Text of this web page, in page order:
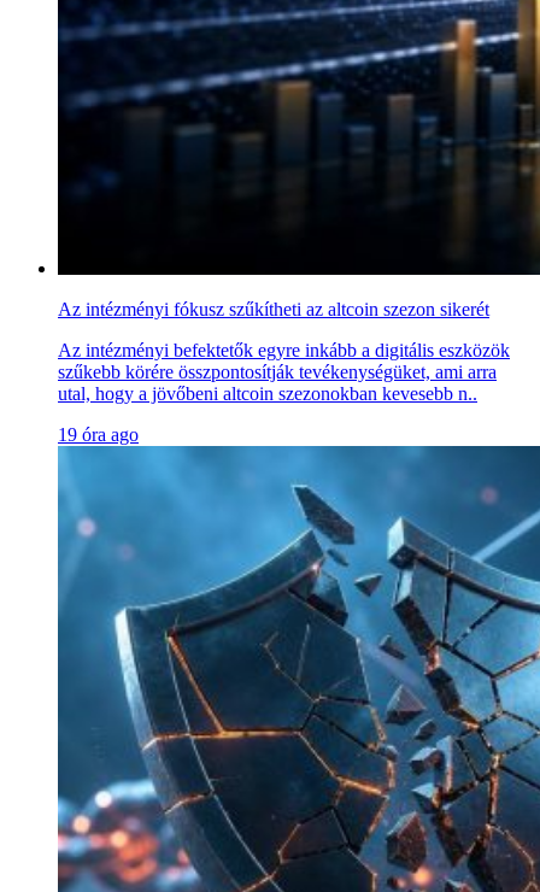
Az intézményi fókusz szűkítheti az altcoin szezon sikerét
Az intézményi befektetők egyre inkább a digitális eszközök
szűkebb körére összpontosítják tevékenységüket, ami arra
utal, hogy a jövőbeni altcoin szezonokban kevesebb n..
19 óra ago